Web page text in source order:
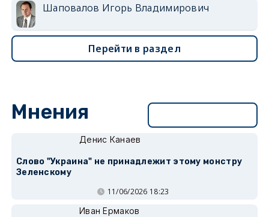
Шаповалов Игорь Владимирович
Перейти в раздел
Мнения
Денис Канаев
Слово "Украина" не принадлежит этому монстру
Зеленскому
11/06/2026 18:23
Иван Ермаков